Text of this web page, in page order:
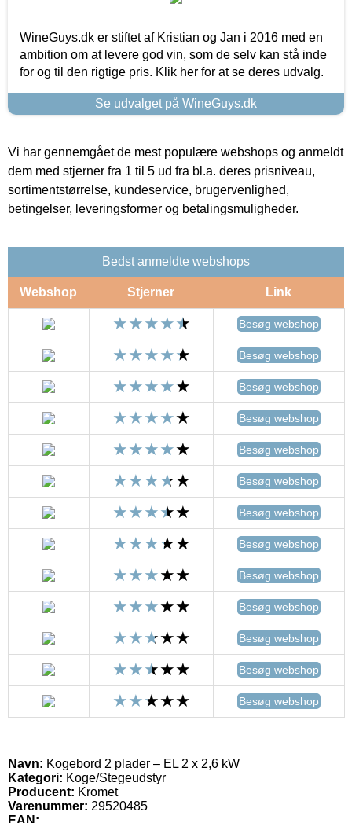
WineGuys.dk er stiftet af Kristian og Jan i 2016 med en
ambition om at levere god vin, som de selv kan stå inde
for og til den rigtige pris. Klik her for at se deres udvalg.
Se udvalget på WineGuys.dk
Vi har gennemgået de mest populære webshops og anmeldt
dem med stjerner fra 1 til 5 ud fra bl.a. deres prisniveau,
sortimentstørrelse, kundeservice, brugervenlighed,
betingelser, leveringsformer og betalingsmuligheder.
Bedst anmeldte webshops
Webshop Stjerner Link
Besøg webshop
Besøg webshop
Besøg webshop
Besøg webshop
Besøg webshop
Besøg webshop
Besøg webshop
Besøg webshop
Besøg webshop
Besøg webshop
Besøg webshop
Besøg webshop
Besøg webshop
Navn: Kogebord 2 plader – EL 2 x 2,6 kW
Kategori: Koge/Stegeudstyr
Producent: Kromet
Varenummer: 29520485
EAN: